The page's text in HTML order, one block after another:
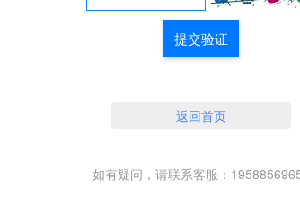
提交验证
返回首页
如有疑问，请联系客服：